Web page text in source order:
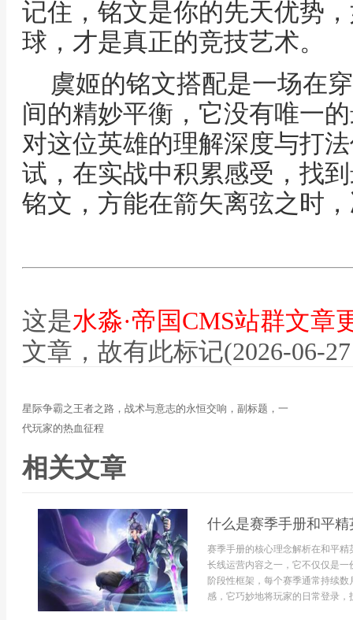
记住，铭文是你的先天优势
球，才是真正的竞技艺术。
虞姬的铭文搭配是一场在
间的精妙平衡，它没有唯一
对这位英雄的理解深度与打
试，在实战中积累感受，找
铭文，方能在箭矢离弦之时
这是水淼·帝国CMS站群文章
文章，故有此标记(2026-06-
星际争霸之王者之路，战术与意志的永恒交响，副标题，一
代玩家的热血征程
相关文章
什么是赛季手册和平
赛季手册的核心理念解析在和平
长线运营内容之一，它不仅仅是
阶段性框架，每个赛季通常持续
感，它巧妙地将玩家的日常登录